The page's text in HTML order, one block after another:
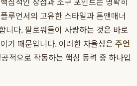
루언서의 고유한 스타일과 톤앤매너
니다. 팔로워들이 사랑하는 것은 바로
기 때문입니다. 이러한 자율성은 주언
적으로 작동하는 핵심 동력 중 하나입